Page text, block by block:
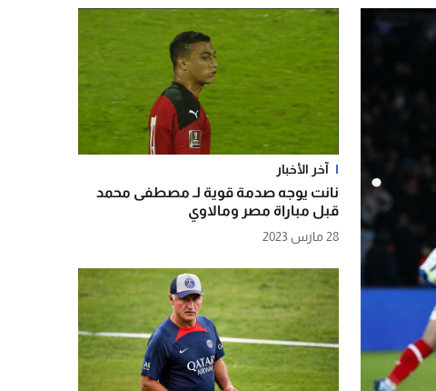
آخر الأخبار
نانت يوجه صدمة قوية لـ مصطفى محمد
قبل مباراة مصر ومالاوي
28 مارس 2023